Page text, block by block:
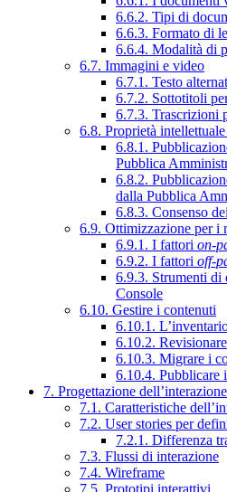
6.6.2. Tipi di
6.6.3. Formato di
6.6.4. Modalità di
6.7. Immagini e video
6.7.1. Testo
6.7.2. Sottotitoli
6.7.3. Trascrizioni
6.8. Proprietà
6.8.1.
Pubblica
6.8.2.
dalla Pubblica
6.8.3. Consenso
6.9. Ottimizzazione per i
6.9.1. I fattori on-
6.9.2. I fattori off-
6.9.3. Strumenti di
Console
6.10. Gestire i contenuti
6.10.1.
6.10.2.
6.10.3. Migrare i
6.10.4. Pubblicare
7. Progettazione dell’interazione
7.1. Caratteristiche
7.2. User stories per
7.2.1. Differenza
7.3. Flussi di interazione
7.4. Wireframe
7.5. Prototipi interattivi